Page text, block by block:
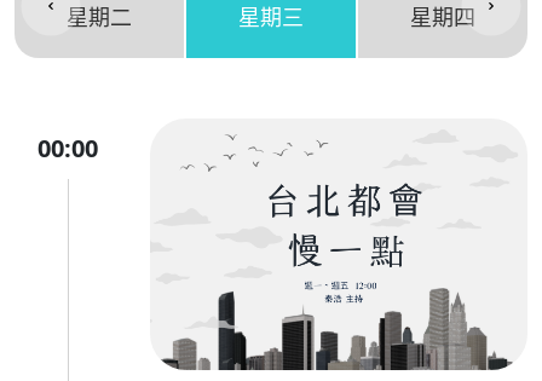
星期二 星期三 星期四
00:00